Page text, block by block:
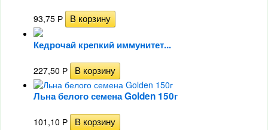
93,75 Р
Кедрочай крепкий иммунитет...
227,50 Р
Льна белого семена Golden 150г
101,10 Р